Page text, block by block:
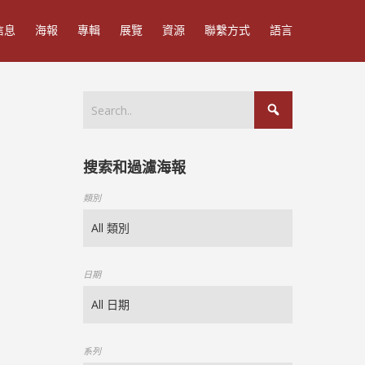
息 海報 專輯 展覽 資源 聯繫方式 語言
搜索和過濾海報
類別
日期
系列